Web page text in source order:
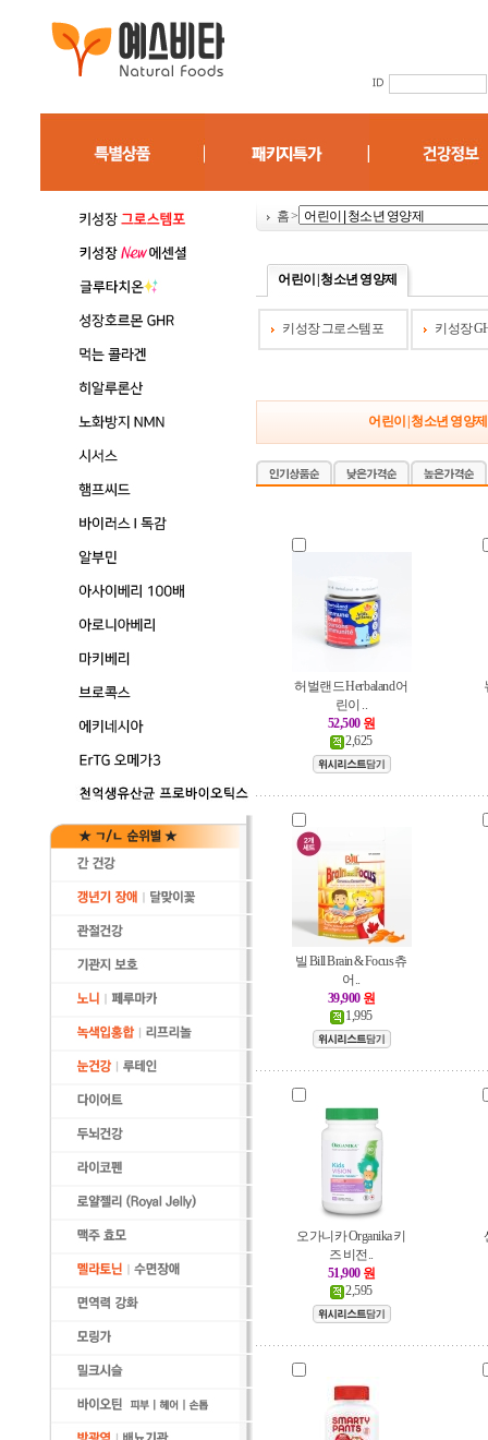
홈>
어린이 | 청소년 영양제
키성장 그로스템포 키성장
어린이 | 청소년 영양제
허벌랜드 Herbaland 어
린이 ..
52,500 원
2,625
빌 Bill Brain & Focus 츄
어..
39,900 원
1,995
오가니카 Organika 키
즈 비전..
51,900 원
2,595